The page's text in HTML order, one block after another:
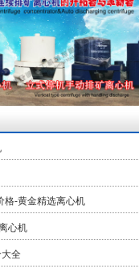
格-黄金精选离心机
心机
全